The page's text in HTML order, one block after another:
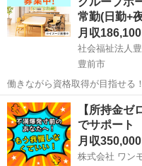
常勤(日勤+
月収186,100
社会福祉法人
豊前市
働きながら資格取得が目指せる
士)/利用者人数５０人以下 【施設名】 社会福祉法人豊光福祉会 グルー
プホーム望海荘 【勤務地】 福岡県 豊前市 【アクセス】 豊前松江駅か
ら徒歩7分 豊...
福岡 豊前市 介護福祉士
【所持金ゼ
でサポート
月収350,000
株式会社 ワン